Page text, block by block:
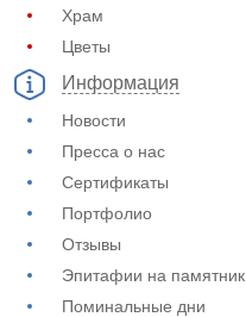
Храм
Цветы
Информация
Новости
Пресса о нас
Сертификаты
Портфолио
Отзывы
Эпитафии на памятник
Поминальные дни